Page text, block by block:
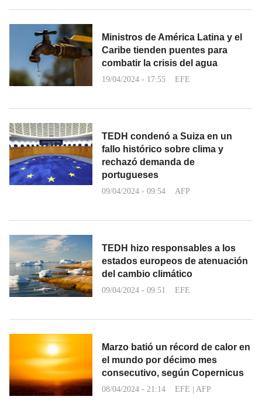
Ministros de América Latina y el
Caribe tienden puentes para
combatir la crisis del agua
19/04/2024 - 17:55 EFE
TEDH condenó a Suiza en un
fallo histórico sobre clima y
rechazó demanda de
portugueses
09/04/2024 - 09:54 AFP
TEDH hizo responsables a los
estados europeos de atenuación
del cambio climático
09/04/2024 - 09:51 EFE
Marzo batió un récord de calor en
el mundo por décimo mes
consecutivo, según Copernicus
08/04/2024 - 21:14 EFE | AFP